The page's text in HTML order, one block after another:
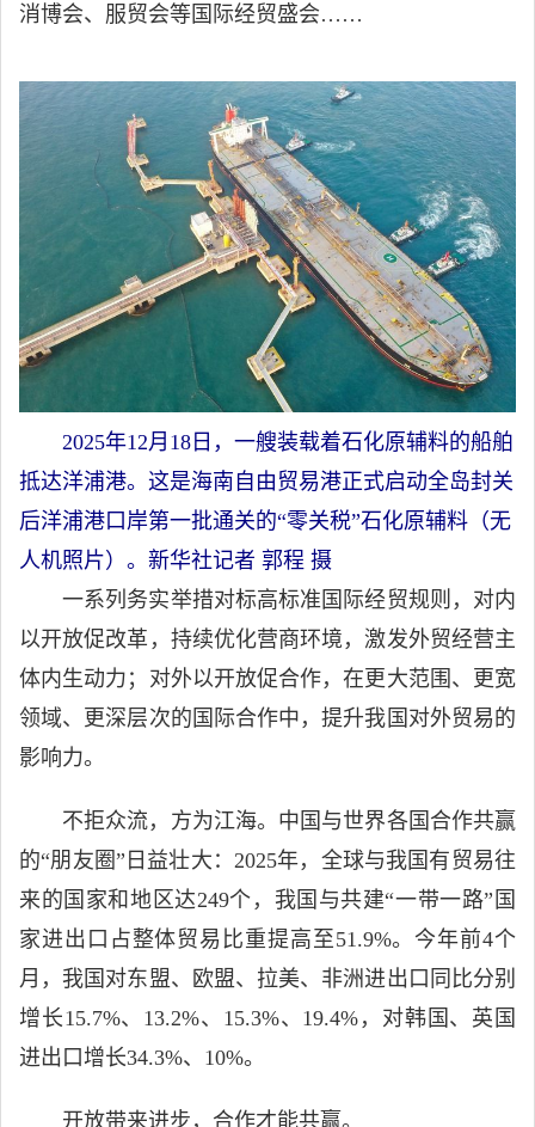
消博会、服贸会等国际经贸盛会……
2025年12月18日，一艘装载着石化原辅料的船舶
抵达洋浦港。这是海南自由贸易港正式启动全岛封关
后洋浦港口岸第一批通关的“零关税”石化原辅料（无
人机照片）。新华社记者 郭程 摄
一系列务实举措对标高标准国际经贸规则，对内
以开放促改革，持续优化营商环境，激发外贸经营主
体内生动力；对外以开放促合作，在更大范围、更宽
领域、更深层次的国际合作中，提升我国对外贸易的
影响力。
不拒众流，方为江海。中国与世界各国合作共赢
的“朋友圈”日益壮大：2025年，全球与我国有贸易往
来的国家和地区达249个，我国与共建“一带一路”国
家进出口占整体贸易比重提高至51.9%。今年前4个
月，我国对东盟、欧盟、拉美、非洲进出口同比分别
增长15.7%、13.2%、15.3%、19.4%，对韩国、英国
进出口增长34.3%、10%。
开放带来进步，合作才能共赢。